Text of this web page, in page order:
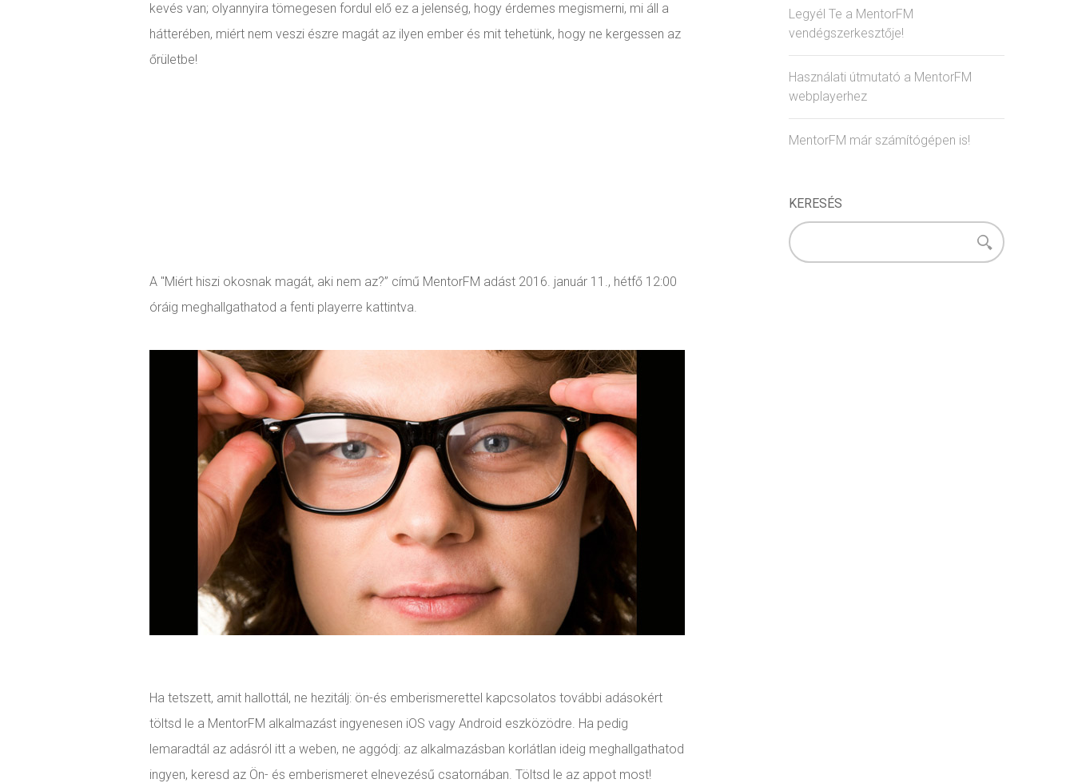
kevés van; olyannyira tömegesen fordul elő ez a jelenség, hogy érdemes megismerni, mi áll a
hátterében, miért nem veszi észre magát az ilyen ember és mit tehetünk, hogy ne kergessen az
őrületbe!
A "Miért hiszi okosnak magát, aki nem az?” című MentorFM adást 2016. január 11., hétfő 12:00
óráig meghallgathatod a fenti playerre kattintva.
Ha tetszett, amit hallottál, ne hezitálj: ön-és emberismerettel kapcsolatos további adásokért
töltsd le a MentorFM alkalmazást ingyenesen iOS vagy Android eszközödre. Ha pedig
lemaradtál az adásról itt a weben, ne aggódj: az alkalmazásban korlátlan ideig meghallgathatod
ingyen, keresd az Ön- és emberismeret elnevezésű csatornában. Töltsd le az appot most!
Legyél Te a MentorFM
vendégszerkesztője!
Használati útmutató a MentorFM
webplayerhez
MentorFM már számítógépen is!
KERESÉS